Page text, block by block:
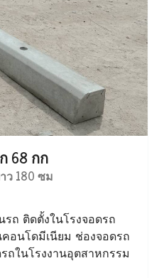
68 กก
ว 180 ซม
ถ ติดตั้งในโรงจอดรถ
อนโดมีเนียม ช่องจอดรถ
ถในโรงงานอุตสาหกรรม